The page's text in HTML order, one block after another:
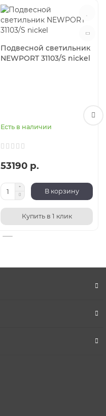
Подвесной светильник
NEWPORT 31103/S nickel
Есть в наличии
53190 р.
В корзину
Купить в 1 клик